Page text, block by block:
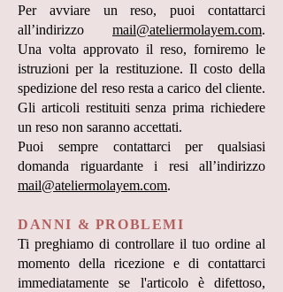
Per avviare un reso, puoi contattarci
all’indirizzo mail@ateliermolayem.com.
Una volta approvato il reso, forniremo le
istruzioni per la restituzione. Il costo della
spedizione del reso resta a carico del cliente.
Gli articoli restituiti senza prima richiedere
un reso non saranno accettati.
Puoi sempre contattarci per qualsiasi
domanda riguardante i resi all’indirizzo
mail@ateliermolayem.com.
DANNI & PROBLEMI
Ti preghiamo di controllare il tuo ordine al
momento della ricezione e di contattarci
immediatamente se l'articolo è difettoso,